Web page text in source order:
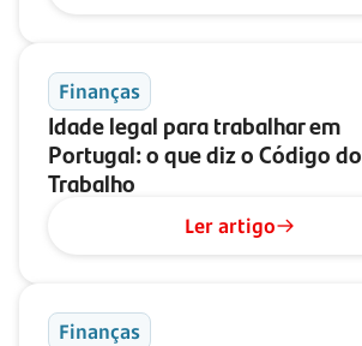
Finanças
Idade legal para trabalhar em
Portugal: o que diz o Código do
Trabalho
Ler artigo
Finanças